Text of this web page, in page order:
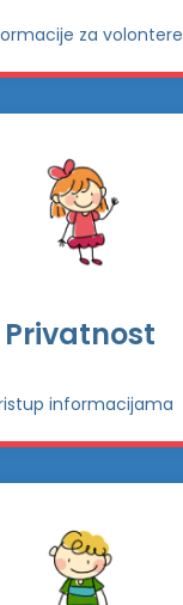
za volontere
Privatnost
informacijama